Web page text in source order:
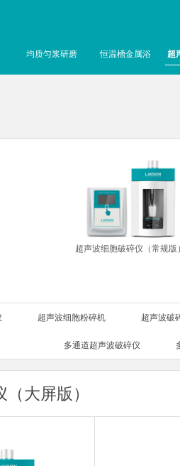
均质匀浆研磨 恒温槽金属浴 超
超声波细胞破碎仪（常规版
超声波细胞粉碎机 超声波破
多通道超声波破碎仪
大屏版）